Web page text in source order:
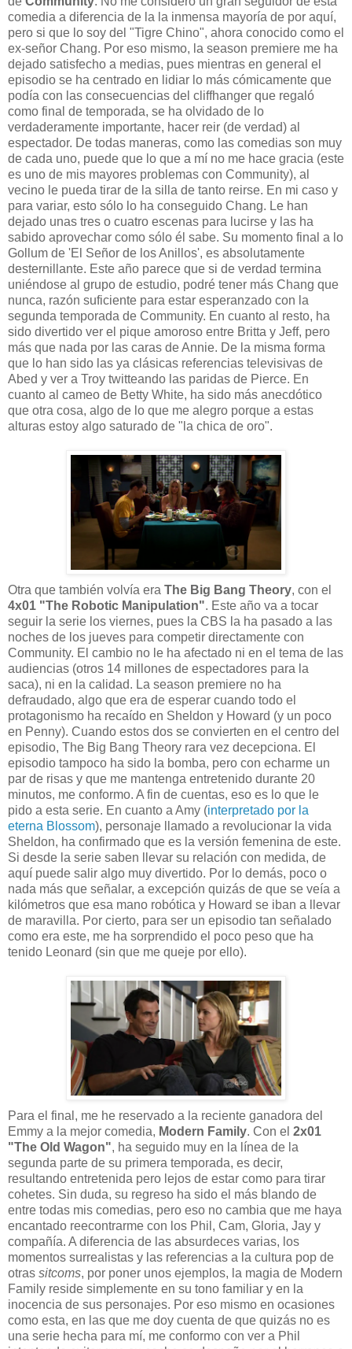
comedia a diferencia de la la inmensa mayoría de por aquí,
pero si que lo soy del "Tigre Chino", ahora conocido como el
ex-señor Chang. Por eso mismo, la season premiere me ha
dejado satisfecho a medias, pues mientras en general el
episodio se ha centrado en lidiar lo más cómicamente que
podía con las consecuencias del cliffhanger que regaló
como final de temporada, se ha olvidado de lo
verdaderamente importante, hacer reir (de verdad) al
espectador. De todas maneras, como las comedias son muy
de cada uno, puede que lo que a mí no me hace gracia (este
es uno de mis mayores problemas con Community), al
vecino le pueda tirar de la silla de tanto reirse. En mi caso y
para variar, esto sólo lo ha conseguido Chang. Le han
dejado unas tres o cuatro escenas para lucirse y las ha
sabido aprovechar como sólo él sabe. Su momento final a lo
Gollum de 'El Señor de los Anillos', es absolutamente
desternillante. Este año parece que si de verdad termina
uniéndose al grupo de estudio, podré tener más Chang que
nunca, razón suficiente para estar esperanzado con la
segunda temporada de Community. En cuanto al resto, ha
sido divertido ver el pique amoroso entre Britta y Jeff, pero
más que nada por las caras de Annie. De la misma forma
que lo han sido las ya clásicas referencias televisivas de
Abed y ver a Troy twitteando las paridas de Pierce. En
cuanto al cameo de Betty White, ha sido más anecdótico
que otra cosa, algo de lo que me alegro porque a estas
alturas estoy algo saturado de "la chica de oro".
Otra que también volvía era The Big Bang Theory, con el
4x01 "The Robotic Manipulation". Este año va a tocar
seguir la serie los viernes, pues la CBS la ha pasado a las
noches de los jueves para competir directamente con
Community. El cambio no le ha afectado ni en el tema de las
audiencias (otros 14 millones de espectadores para la
saca), ni en la calidad. La season premiere no ha
defraudado, algo que era de esperar cuando todo el
protagonismo ha recaído en Sheldon y Howard (y un poco
en Penny). Cuando estos dos se convierten en el centro del
episodio, The Big Bang Theory rara vez decepciona. El
episodio tampoco ha sido la bomba, pero con echarme un
par de risas y que me mantenga entretenido durante 20
minutos, me conformo. A fin de cuentas, eso es lo que le
pido a esta serie. En cuanto a Amy (interpretado por la
eterna Blossom), personaje llamado a revolucionar la vida
Sheldon, ha confirmado que es la versión femenina de este.
Si desde la serie saben llevar su relación con medida, de
aquí puede salir algo muy divertido. Por lo demás, poco o
nada más que señalar, a excepción quizás de que se veía a
kilómetros que esa mano robótica y Howard se iban a llevar
de maravilla. Por cierto, para ser un episodio tan señalado
como era este, me ha sorprendido el poco peso que ha
tenido Leonard (sin que me queje por ello).
Para el final, me he reservado a la reciente ganadora del
Emmy a la mejor comedia, Modern Family. Con el 2x01
"The Old Wagon", ha seguido muy en la línea de la
segunda parte de su primera temporada, es decir,
resultando entretenida pero lejos de estar como para tirar
cohetes. Sin duda, su regreso ha sido el más blando de
entre todas mis comedias, pero eso no cambia que me haya
encantado reecontrarme con los Phil, Cam, Gloria, Jay y
compañía. A diferencia de las absurdeces varias, los
momentos surrealistas y las referencias a la cultura pop de
otras sitcoms, por poner unos ejemplos, la magia de Modern
Family reside simplemente en su tono familiar y en la
inocencia de sus personajes. Por eso mismo en ocasiones
como esta, en las que me doy cuenta de que quizás no es
una serie hecha para mí, me conformo con ver a Phil